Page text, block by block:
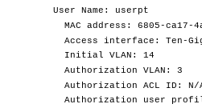
User Name: userpt
MAC address: 6805-ca17-
Access interface: Ten-
Initial VLAN: 14
Authorization VLAN: 3
Authorization ACL ID: N/
Authorization user